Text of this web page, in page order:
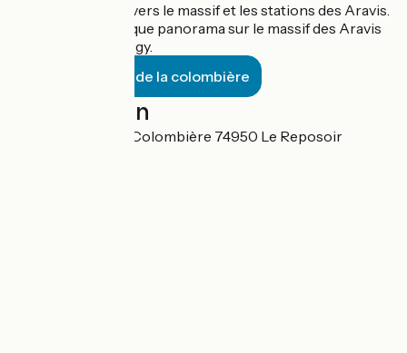
Point de passage vers le massif et les stations des Aravis.
D'en haut magnifique panorama sur le massif des Aravis
et la chaîne du Bargy.
Découvrir le col de la colombière
Localisation
7086 Route de la Colombière 74950 Le Reposoir